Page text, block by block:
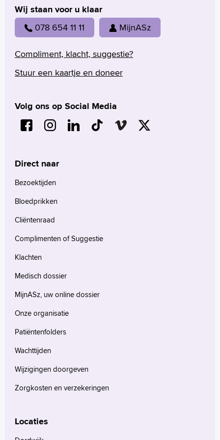
Wij staan voor u klaar
078 654 11 11 MijnASz
Compliment, klacht, suggestie?
Stuur een kaartje en doneer
Volg ons op Social Media
Direct naar
Bezoektijden
Bloedprikken
Cliëntenraad
Complimenten of Suggestie
Klachten
Medisch dossier
MijnASz, uw online dossier
Onze organisatie
Patiëntenfolders
Wachttijden
Wijzigingen doorgeven
Zorgkosten en verzekeringen
Locaties